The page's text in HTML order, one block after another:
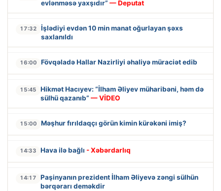
evlənməsə yaxşıdır” — Deputat
17:32
İşlədiyi evdən 10 min manat oğurlayan şəxs
saxlanıldı
16:00 Fövqəladə Hallar Nazirliyi əhaliyə müraciət edib
15:45
Hikmət Hacıyev: “İlham Əliyev müharibəni, həm də
sülhü qazanıb” — VİDEO
15:00 Məşhur fırıldaqçı görün kimin kürəkəni imiş?
14:33 Hava ilə bağlı - Xəbərdarlıq
14:17
Paşinyanın prezident İlham Əliyevə zəngi sülhün
bərqərarı deməkdir